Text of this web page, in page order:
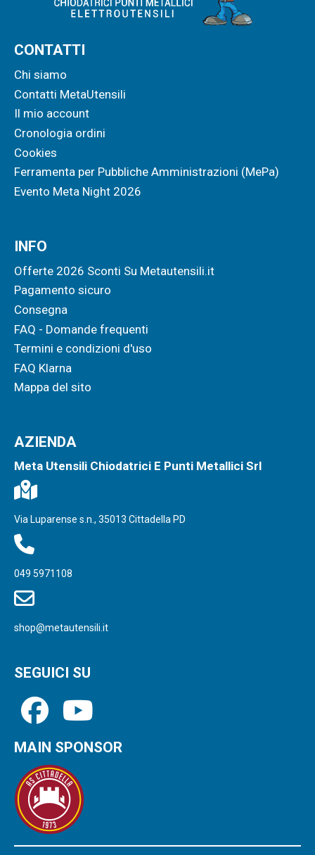
CONTATTI
Chi siamo
Contatti MetaUtensili
Il mio account
Cronologia ordini
Cookies
Ferramenta per Pubbliche Amministrazioni (MePa)
Evento Meta Night 2026
INFO
Offerte 2026 Sconti Su Metautensili.it
Pagamento sicuro
Consegna
FAQ - Domande frequenti
Termini e condizioni d'uso
FAQ Klarna
Mappa del sito
AZIENDA
Meta Utensili Chiodatrici E Punti Metallici Srl
Via Luparense s.n., 35013 Cittadella PD
049 5971108
shop@metautensili.it
SEGUICI SU
MAIN SPONSOR